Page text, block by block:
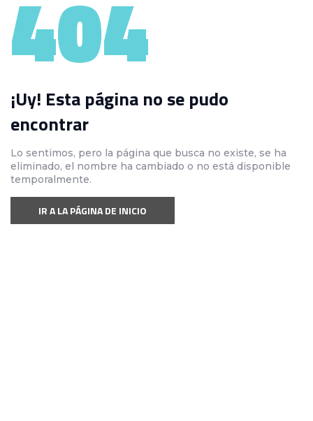
404
¡Uy! Esta página no se pudo
encontrar
Lo sentimos, pero la página que busca no existe, se ha
eliminado, el nombre ha cambiado o no está disponible
temporalmente.
IR A LA PÁGINA DE INICIO